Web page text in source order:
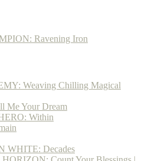
Ravening Iron
Weaving Chilling Magical
Me Your Dream
Within
WHITE: Decades